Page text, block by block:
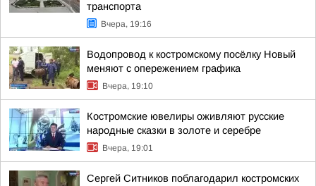
транспорта
Вчера, 19:16
Водопровод к костромскому посёлку Новый
меняют с опережением графика
Вчера, 19:10
Костромские ювелиры оживляют русские
народные сказки в золоте и серебре
Вчера, 19:01
Сергей Ситников поблагодарил костромских